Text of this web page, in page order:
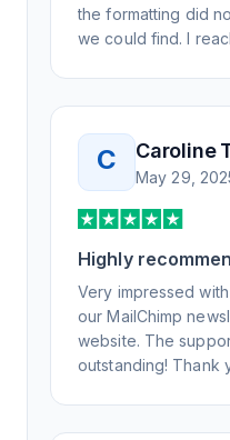
the formatting did
we could find. I
day, but I spoke to
knowledgeable,
understand the
weeks, but after
support, all of my
that my users
Honestly, it has
experience, and I
know to RSS.app
C Caroline
May 29,
Highly
Very impressed
our MailChimp
website. The
outstanding! Thank